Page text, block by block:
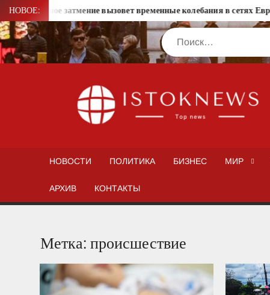
Перейти
к
содержимому
НОВОЕ: затмение вызовет временные колебания в сетях Европы
Поиск
НОВОСТИ ПОЛИТИКА БИЗНЕС МИР
АРХИВ КОНТАКТЫ
Метка:происшествие